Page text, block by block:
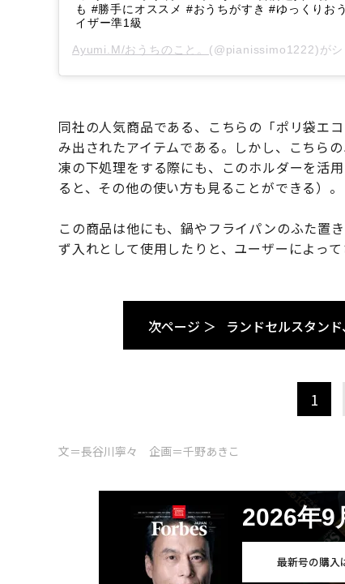
も #勝手にオススメ #おうちがすき #ゆっくりお
イザー準1級
Ayumi.M/おうちのこと。 (@pianissimo1222)がシ
同社の人気商品である、こちらの「ポリ袋エ
み出されたアイテムである。しかし、こちら
凍の下処理をする際にも、このホルダーを活
ると、その他の使い方も見ることができる）。
この商品は他にも、鍋やフライパンのふた置
ず入れとして使用したりと、ユーザーによっ
次ページ ＞ ランドセルスタン
1
文＝長谷川寧々 企画＝千野あきこ
2026年9
最新号の購入